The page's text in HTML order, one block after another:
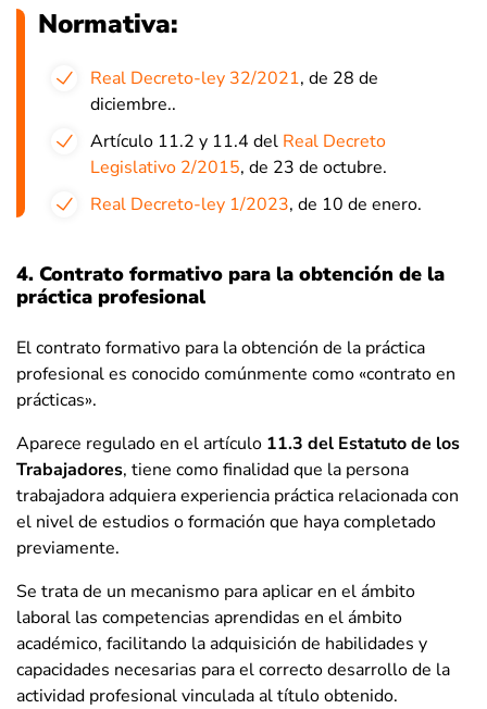
Normativa:
Real Decreto-ley 32/2021, de 28 de
diciembre..
Artículo 11.2 y 11.4 del Real Decreto
Legislativo 2/2015, de 23 de octubre.
Real Decreto-ley 1/2023, de 10 de enero.
4. Contrato formativo para la obtención de la
práctica profesional
El contrato formativo para la obtención de la práctica
profesional es conocido comúnmente como «contrato en
prácticas».
Aparece regulado en el artículo 11.3 del Estatuto de los
Trabajadores, tiene como finalidad que la persona
trabajadora adquiera experiencia práctica relacionada con
el nivel de estudios o formación que haya completado
previamente.
Se trata de un mecanismo para aplicar en el ámbito
laboral las competencias aprendidas en el ámbito
académico, facilitando la adquisición de habilidades y
capacidades necesarias para el correcto desarrollo de la
actividad profesional vinculada al título obtenido.